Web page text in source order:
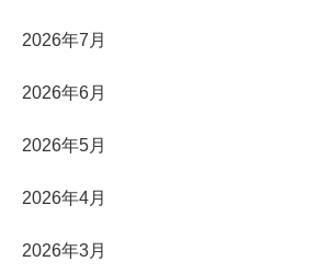
2026年7月
2026年6月
2026年5月
2026年4月
2026年3月